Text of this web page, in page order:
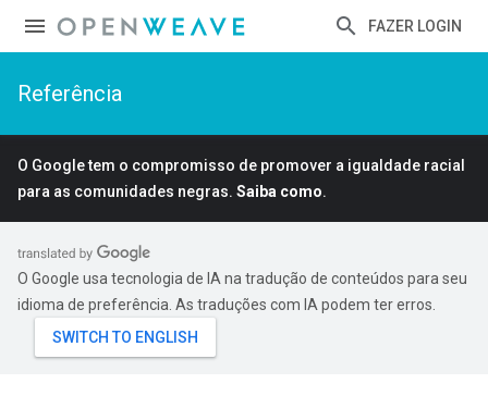
FAZER LOGIN
Referência
O Google tem o compromisso de promover a igualdade racial
para as comunidades negras. Saiba como.
O Google usa tecnologia de IA na tradução de conteúdos para seu
idioma de preferência. As traduções com IA podem ter erros.